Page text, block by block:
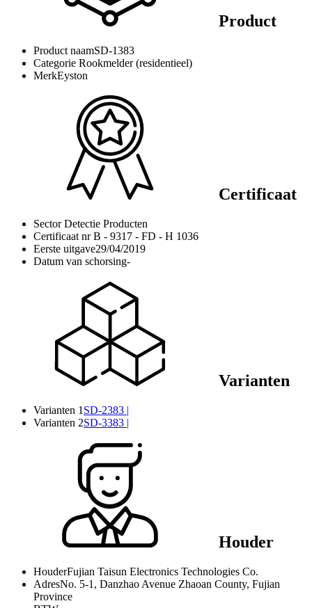
Product
Product naamSD-1383
Categorie Rookmelder (residentieel)
MerkEyston
Certificaat
Sector Detectie Producten
Certificaat nr B - 9317 - FD - H 1036
Eerste uitgave29/04/2019
Datum van schorsing-
Varianten
Varianten 1 SD-2383 |
Varianten 2SD-3383 |
Houder
HouderFujian Taisun Electronics Technologies Co.
AdresNo. 5-1, Danzhao Avenue Zhaoan County, Fujian
Province